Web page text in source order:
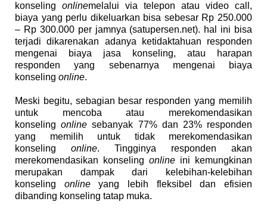
konseling onlinemelalui via telepon atau video call,
biaya yang perlu dikeluarkan bisa sebesar Rp 250.000
– Rp 300.000 per jamnya (satupersen.net). hal ini bisa
terjadi dikarenakan adanya ketidaktahuan responden
mengenai biaya jasa konseling, atau harapan
responden yang sebenarnya mengenai biaya
konseling online.
Meski begitu, sebagian besar responden yang memilih
untuk mencoba atau merekomendasikan
konselingonline sebanyak 77% dan 23% responden
yang memilih untuk tidak merekomendasikan
konseling online. Tingginya responden akan
merekomendasikan konseling online ini kemungkinan
merupakan dampak dari kelebihan-kelebihan
konseling onlineyang lebih fleksibel dan efisien
dibanding konseling tatap muka.